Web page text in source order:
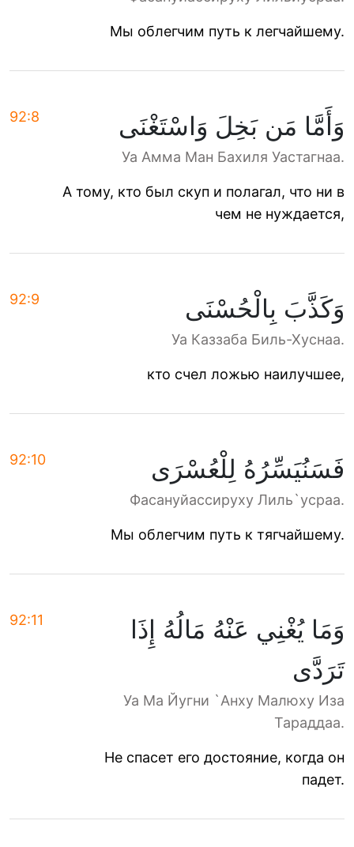
Мы облегчим путь к легчайшему.
92:8 وَأَمَّا مَن بَخِلَ وَاسْتَغْنَى
Уа Амма Ман Бахиля Уастагнаа.
А тому, кто был скуп и полагал, что ни в
чем не нуждается,
92:9 وَكَذَّبَ بِالْحُسْنَى
Уа Каззаба Биль-Хуснаа.
кто счел ложью наилучшее,
92:10 فَسَنُيَسِّرُهُ لِلْعُسْرَى
Фасануйассируху Лиль`усраа.
Мы облегчим путь к тягчайшему.
92:11
وَمَا يُغْنِي عَنْهُ مَالُهُ إِذَا
تَرَدَّى
Уа Ма Йугни `Анху Малюху Иза
Тараддаа.
Не спасет его достояние, когда он
падет.